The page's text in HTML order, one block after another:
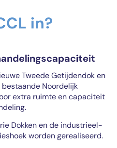
in?
Tweede Getijdendok en
Noordelijk
extra ruimte en capaciteit
Dokken en de industrieel-
worden gerealiseerd.